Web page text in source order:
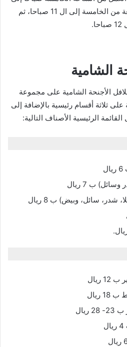
ال 12 صباحا، عدا الجمعة من الخامسة إلى ال 11 صباحا، ثم
الشامية
الأجنحة الشامية على مجموعة
ثلاثة أقسام رئيسية بالإضافة إلى
الرئيسية الأصناف التالية:
ب 7 ريال
سائل، وبيض) ب 8 ريال